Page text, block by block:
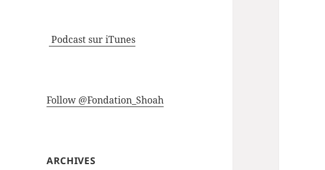
Podcast sur iTunes
Follow @Fondation_Shoah
ARCHIVES